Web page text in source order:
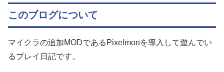
このブログについて
マイクラの追加MODであるPixelmonを導入して遊んでい
るプレイ日記です。